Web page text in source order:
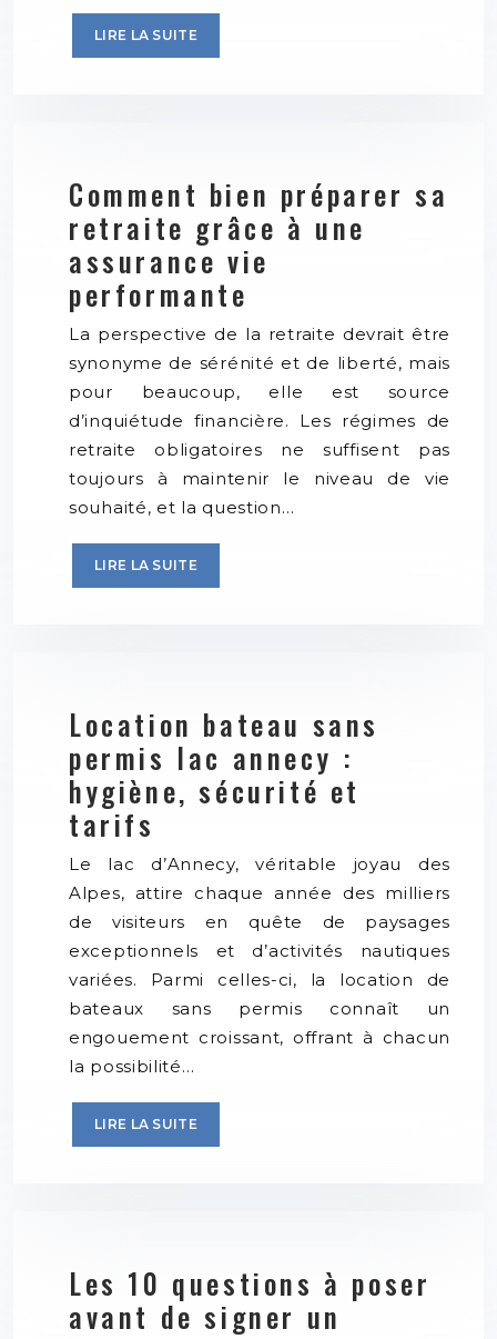
LIRE LA SUITE
Comment bien préparer sa
retraite grâce à une
assurance vie
performante
La perspective de la retraite devrait être
synonyme de sérénité et de liberté, mais
pour beaucoup, elle est source
d’inquiétude financière. Les régimes de
retraite obligatoires ne suffisent pas
toujours à maintenir le niveau de vie
souhaité, et la question…
LIRE LA SUITE
Location bateau sans
permis lac annecy :
hygiène, sécurité et
tarifs
Le lac d’Annecy, véritable joyau des
Alpes, attire chaque année des milliers
de visiteurs en quête de paysages
exceptionnels et d’activités nautiques
variées. Parmi celles-ci, la location de
bateaux sans permis connaît un
engouement croissant, offrant à chacun
la possibilité…
LIRE LA SUITE
Les 10 questions à poser
avant de signer un